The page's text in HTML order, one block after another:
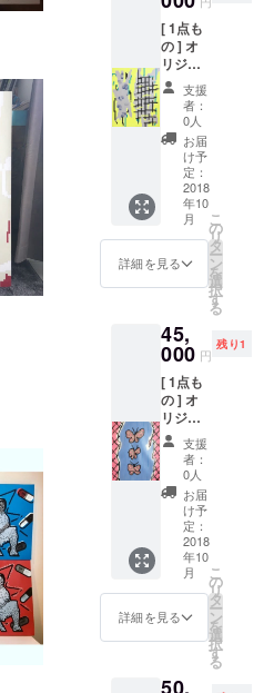
レポー
トメー
ル(写真
付)
イン入
+ ポス
トカー
ド(大)2
枚 絵柄
ランダ
ム (直筆
サイン
入) + 心
を込め
たお礼
のお手
紙 + ス
テッ
カー1枚
ル(写真
付)
[ 1点も
の ] オ
リジナ
ル ペイ
ント作
canvas
) F8 :
45.5cm
x 38cm
シルク
スク
リー
ン、ア
クリ
ル、ス
ントー
ン ペイ
ント
キャン
バス / 直
筆サイ
ン入 +
ポスト
カード
(大)2枚
絵柄ラ
ンダム
(直筆サ
イン入)
+ 心を
込めた
お礼の
カー1枚
支援
者：
0人
お届
け予
定：
2018
年10
月
詳細を見る
こ
の
リ
タ
ー
ン
を
選
択
す
る
45,
000 円
残り1
[ 1点も
の ] オ
リジナ
ル ペイ
ント作
canvas
) F15 :
65.2cm
x 53cm
スプ
レー、
アクリ
ル ペイ
ント /
キャン
バス / 直
筆サイ
支援
者：
0人
お届
け予
定：
2018
年10
月
詳細を見る
こ
の
リ
タ
ー
ン
を
選
択
す
る
50,